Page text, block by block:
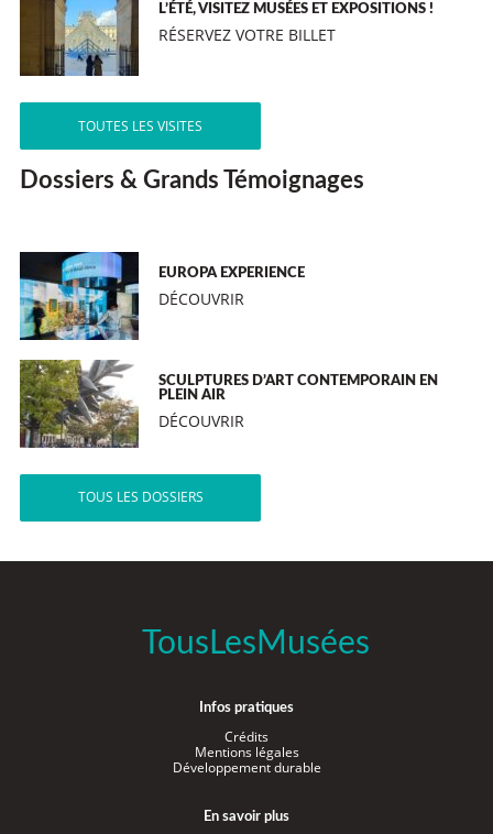
L’ÉTÉ, VISITEZ MUSÉES ET EXPOSITIONS !
RÉSERVEZ VOTRE BILLET
TOUTES LES VISITES
Dossiers & Grands Témoignages
EUROPA EXPERIENCE
DÉCOUVRIR
SCULPTURES D’ART CONTEMPORAIN EN
PLEIN AIR
DÉCOUVRIR
TOUS LES DOSSIERS
TousLesMusées
Infos pratiques
Crédits
Mentions légales
Développement durable
En savoir plus